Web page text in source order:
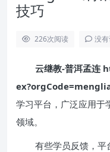
技巧
226次阅读 没
云继教-普洱孟
学习平台，广泛应用于
领域。
有些学员反馈，平